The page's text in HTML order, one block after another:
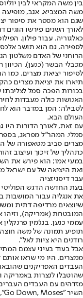
בין משה המקראי לבין
שגם הוא מספר את סיפור
לאורך השנים פירשו הוגים
כאלגוריה. עבור פילון,
לספירה, גם הוא תושב
הרוחני של האדם משלטון
מכבלי הבשר (כנען). הכיוון
לסיפור יציאת מצרים. כמו
תיארו את יציאת מצרים
בכורות הפכה סמל
האנושות כולה מעבדות
לטבילה; המן במדבר הוא
העולם הבא.
עם זאת, לאורך הדורות היו
סמלי. המהר"ל מפראג,
מצרים סביב מטאפורה של
כתהליך של זיכוך ועיצוב
במעי אמו; הוא פירש את
ואת היציאה של עם ישראל
עבר דיסניזציה
בעת החדשה הדגש הפוליטי
את אנגליה עבור המושבות
שיוצאים מרדיפה דתית
המובטחת (אמריקה), וזיהו
עממי כנען. בנג'מין
תופיע תמונה של משה
רודנים היא ציות לאל".
אבל בעוד בעיני עצמם
ממצרים, היו מי שראו אותם
העבדים האפריקנים
שהוטבלו לנצרות באמריקה
מזדהים עם העבדים